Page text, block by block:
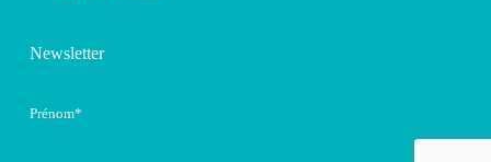
Newsletter
Prénom*